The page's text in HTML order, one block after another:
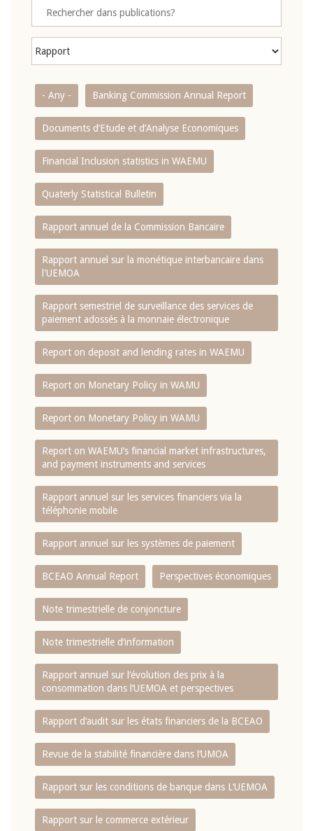
- Any - Banking Commission Annual Report
Documents d’Etude et d’Analyse Economiques
Financial Inclusion statistics in WAEMU
Quaterly Statistical Bulletin
Rapport annuel de la Commission Bancaire
Rapport annuel sur la monétique interbancaire dans
l'UEMOA
Rapport semestriel de surveillance des services de
paiement adossés à la monnaie électronique
Report on deposit and lending rates in WAEMU
Report on Monetary Policy in WAMU
Report on Monetary Policy in WAMU
Report on WAEMU’s financial market infrastructures,
and payment instruments and services
Rapport annuel sur les services financiers via la
téléphonie mobile
Rapport annuel sur les systèmes de paiement
BCEAO Annual Report Perspectives économiques
Note trimestrielle de conjoncture
Note trimestrielle d‘information
Rapport annuel sur l‘évolution des prix à la
consommation dans l‘UEMOA et perspectives
Rapport d‘audit sur les états financiers de la BCEAO
Revue de la stabilité financière dans l‘UMOA
Rapport sur les conditions de banque dans L‘UEMOA
Rapport sur le commerce extérieur